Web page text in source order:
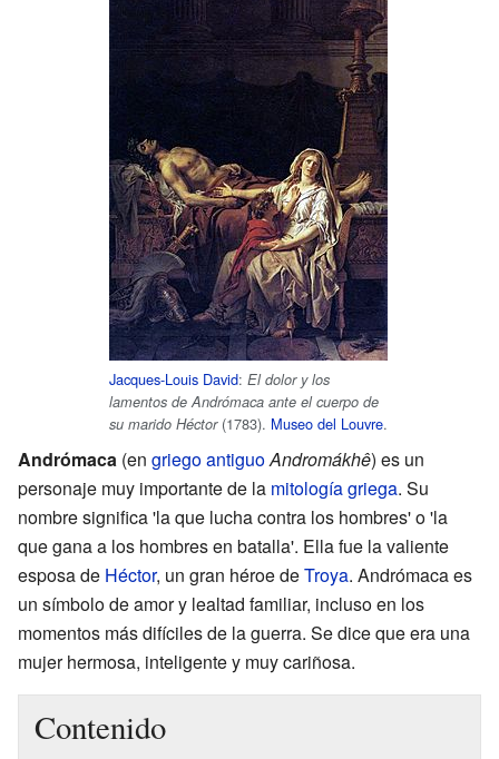
Jacques-Louis David: El dolor y los
lamentos de Andrómaca ante el cuerpo de
su marido Héctor(1783). Museo del Louvre.
Andrómaca (en griego antiguoAndromákhê) es un
personaje muy importante de la mitología griega. Su
nombre significa 'la que lucha contra los hombres' o 'la
que gana a los hombres en batalla'. Ella fue la valiente
esposa de Héctor, un gran héroe deTroya. Andrómaca es
un símbolo de amor y lealtad familiar, incluso en los
momentos más difíciles de la guerra. Se dice que era una
mujer hermosa, inteligente y muy cariñosa.
Contenido